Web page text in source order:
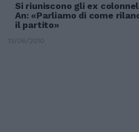
Si riuniscono gli ex
An: «Parliamo di come
il partito»
13/06/2010